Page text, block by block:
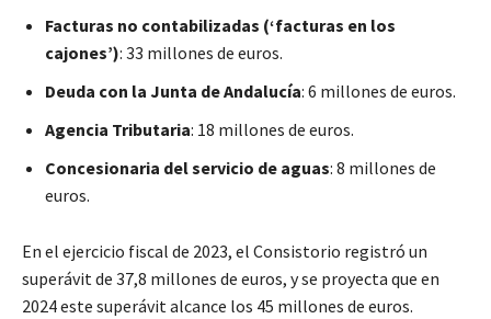
Facturas no contabilizadas (‘facturas en los
cajones’): 33 millones de euros.
Deuda con la Junta de Andalucía: 6 millones de euros.
Agencia Tributaria: 18 millones de euros.
Concesionaria del servicio de aguas: 8 millones de
euros.
En el ejercicio fiscal de 2023, el Consistorio registró un
superávit de 37,8 millones de euros, y se proyecta que en
2024 este superávit alcance los 45 millones de euros.